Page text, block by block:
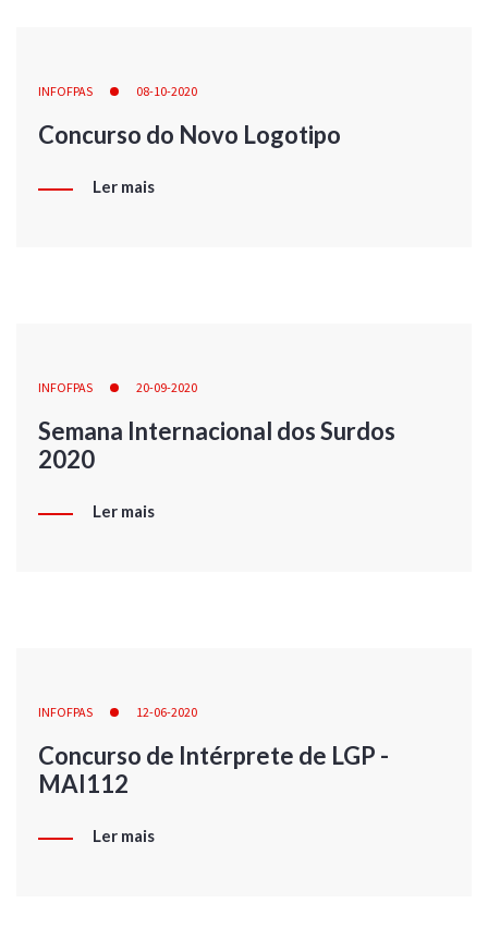
INFOFPAS 08-10-2020
Concurso do Novo Logotipo
Ler mais
INFOFPAS 20-09-2020
Semana Internacional dos Surdos
2020
Ler mais
INFOFPAS 12-06-2020
Concurso de Intérprete de LGP -
MAI112
Ler mais